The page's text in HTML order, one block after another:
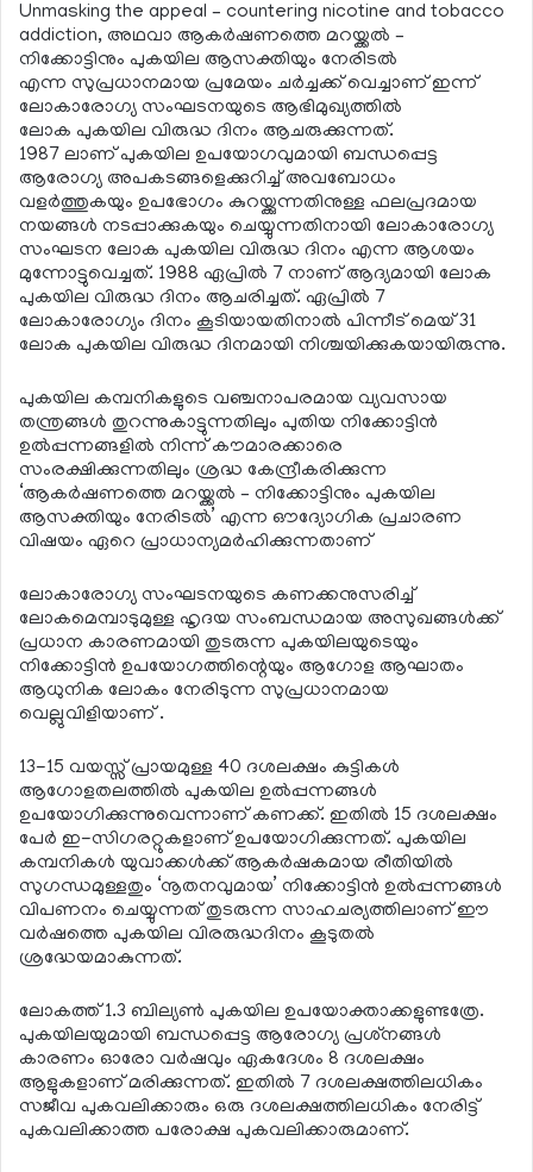
Unmasking the appeal – countering nicotine and tobacco
addiction, അഥവാ ആകര്‍ഷണത്തെ മറയ്ക്കല്‍ –
നിക്കോട്ടിനും പുകയില ആസക്തിയും നേരിടല്‍
എന്ന സുപ്രധാനമായ പ്രമേയം ചര്‍ച്ചക്ക് വെച്ചാണ് ഇന്ന്
ലോകാരോഗ്യ സംഘടനയുടെ ആഭിമുഖ്യത്തില്‍
ലോക പുകയില വിരുദ്ധ ദിനം ആചരുക്കുന്നത്.
1987 ലാണ് പുകയില ഉപയോഗവുമായി ബന്ധപ്പെട്ട
ആരോഗ്യ അപകടങ്ങളെക്കുറിച്ച് അവബോധം
വളര്‍ത്തുകയും ഉപഭോഗം കുറയ്ക്കുന്നതിനുള്ള ഫലപ്രദമായ
നയങ്ങള്‍ നടപ്പാക്കുകയും ചെയ്യുന്നതിനായി ലോകാരോഗ്യ
സംഘടന ലോക പുകയില വിരുദ്ധ ദിനം എന്ന ആശയം
മുന്നോട്ടുവെച്ചത്. 1988 ഏപ്രില്‍ 7 നാണ് ആദ്യമായി ലോക
പുകയില വിരുദ്ധ ദിനം ആചരിച്ചത്. ഏപ്രില്‍ 7
ലോകാരോഗ്യം ദിനം കൂടിയായതിനാല്‍ പിന്നീട് മെയ് 31
ലോക പുകയില വിരുദ്ധ ദിനമായി നിശ്ചയിക്കുകയായിരുന്നു.
പുകയില കമ്പനികളുടെ വഞ്ചനാപരമായ വ്യവസായ
തന്ത്രങ്ങള്‍ തുറന്നുകാട്ടുന്നതിലും പുതിയ നിക്കോട്ടിന്‍
ഉല്‍പ്പന്നങ്ങളില്‍ നിന്ന് കൗമാരക്കാരെ
സംരക്ഷിക്കുന്നതിലും ശ്രദ്ധ കേന്ദ്രീകരിക്കുന്ന
‘ആകര്‍ഷണത്തെ മറയ്ക്കല്‍ – നിക്കോട്ടിനും പുകയില
ആസക്തിയും നേരിടല്‍’ എന്ന ഔദ്യോഗിക പ്രചാരണ
വിഷയം ഏറെ പ്രാധാന്യമര്‍ഹിക്കുന്നതാണ്
ലോകാരോഗ്യ സംഘടനയുടെ കണക്കനുസരിച്ച്
ലോകമെമ്പാടുമുള്ള ഹൃദയ സംബന്ധമായ അസുഖങ്ങള്‍ക്ക്
പ്രധാന കാരണമായി തുടരുന്ന പുകയിലയുടെയും
നിക്കോട്ടിന്‍ ഉപയോഗത്തിന്റെയും ആഗോള ആഘാതം
ആധുനിക ലോകം നേരിടുന്ന സുപ്രധാനമായ
വെല്ലുവിളിയാണ് .
13-15 വയസ്സ് പ്രായമുള്ള 40 ദശലക്ഷം കുട്ടികള്‍
ആഗോളതലത്തില്‍ പുകയില ഉല്‍പ്പന്നങ്ങള്‍
ഉപയോഗിക്കുന്നുവെന്നാണ് കണക്ക്. ഇതില്‍ 15 ദശലക്ഷം
പേര്‍ ഇ-സിഗരറ്റുകളാണ് ഉപയോഗിക്കുന്നത്. പുകയില
കമ്പനികള്‍ യുവാക്കള്‍ക്ക് ആകര്‍ഷകമായ രീതിയില്‍
സുഗന്ധമുള്ളതും ‘നൂതനവുമായ’ നിക്കോട്ടിന്‍ ഉല്‍പ്പന്നങ്ങള്‍
വിപണനം ചെയ്യുന്നത് തുടരുന്ന സാഹചര്യത്തിലാണ് ഈ
വര്‍ഷത്തെ പുകയില വിരരുദ്ധദിനം കൂടുതല്‍
ശ്രദ്ധേയമാകുന്നത്.
ലോകത്ത് 1.3 ബില്യണ്‍ പുകയില ഉപയോക്താക്കളുണ്ടത്രേ.
പുകയിലയുമായി ബന്ധപ്പെട്ട ആരോഗ്യ പ്രശ്‌നങ്ങള്‍
കാരണം ഓരോ വര്‍ഷവും ഏകദേശം 8 ദശലക്ഷം
ആളുകളാണ് മരിക്കുന്നത്. ഇതില്‍ 7 ദശലക്ഷത്തിലധികം
സജീവ പുകവലിക്കാരും ഒരു ദശലക്ഷത്തിലധികം നേരിട്ട്
പുകവലിക്കാത്ത പരോക്ഷ പുകവലിക്കാരുമാണ്.